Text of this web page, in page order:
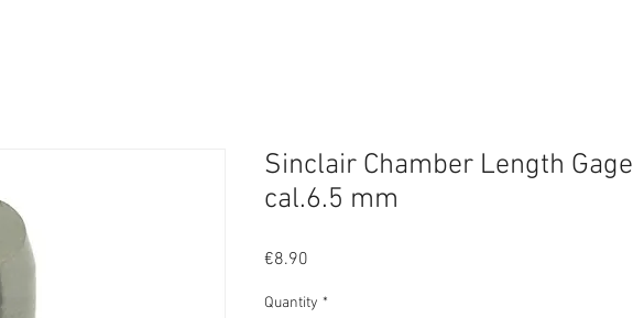
Sinclair Chamber Length Gage
cal.6.5 mm
€8.90
Quantity *